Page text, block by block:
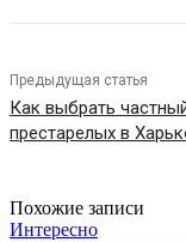
Предыдущая статья
Как выбрать
престарелых в
Похожие записи
Интересно